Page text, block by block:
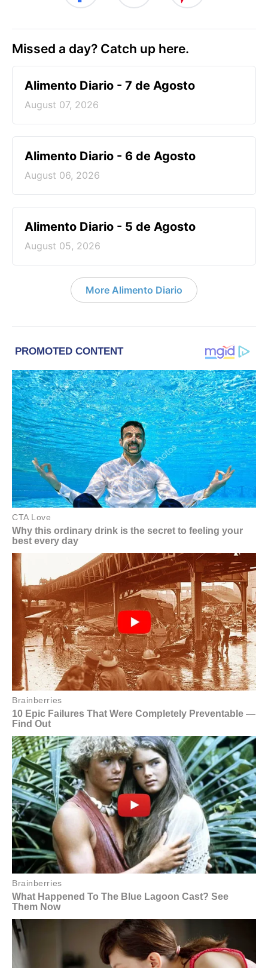
Missed a day? Catch up here.
Alimento Diario - 7 de Agosto
August 07, 2026
Alimento Diario - 6 de Agosto
August 06, 2026
Alimento Diario - 5 de Agosto
August 05, 2026
More Alimento Diario